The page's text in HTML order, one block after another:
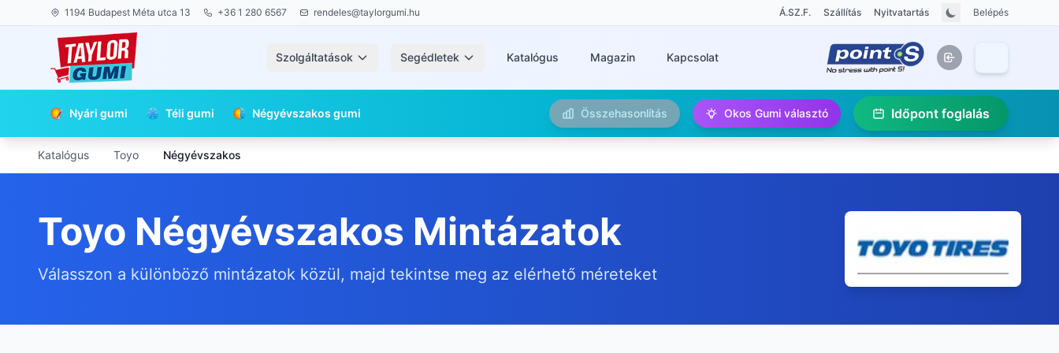
1194 Budapest Méta utca 13 +36 1 280 6567 rendeles@taylorgumi.hu Á.SZ.F. Szállítás Nyitvatartás Belépés
Szolgáltatások Segédletek Katalógus Magazin Kapcsolat
Nyári gumi Téli gumi Négyévszakos gumi Összehasonlítás Okos Gumi választó Időpont foglalás
Katalógus Toyo Négyévszakos
Toyo Négyévszakos Mintázatok
Válasszon a különböző mintázatok közül, majd tekintse meg az elérhető méreteket